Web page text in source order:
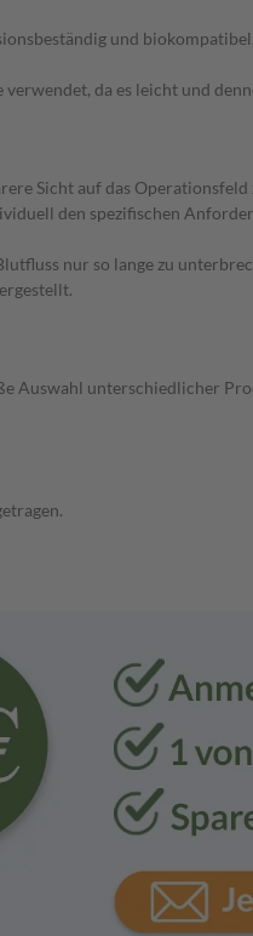
und
da es leicht und
Sicht auf das
den spezifischen
nur so lange zu
Auswahl unterschiedlicher